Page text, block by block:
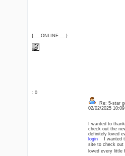
{___ONLINE___}
: 0
Re: 5-star
02/02/2025
I wanted to
check out the
definitely loved
loginI wanted to
site to check
loved every